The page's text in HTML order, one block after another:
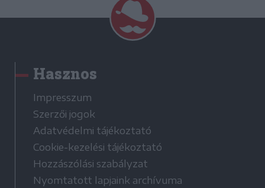
Hasznos
Impresszum
Szerzői jogok
Adatvédelmi tájékoztató
Cookie-kezelési tájékoztató
Hozzászólási szabályzat
Nyomtatott lapjaink archívuma